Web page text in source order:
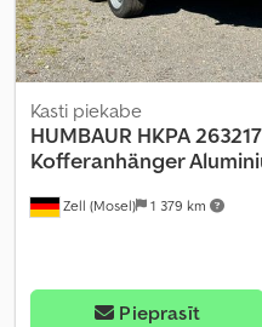
Zell (Mosel) 1 379 km
Kasti piekabe
HUMBAUR HKPA
Kofferanhänger
Pieprasīt